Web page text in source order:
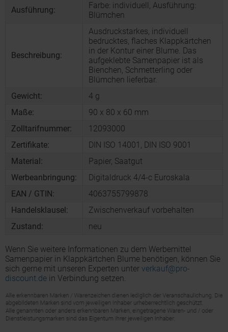
Ausführung:
Farbe: individuell, Ausführung:
Blümchen
Beschreibung:
Ausdruckstarkes, individuell
bedrucktes, flaches Klappkärtchen
in der Kontur einer Blume. Das
aufgeklebte Samenpapier ist als
Bienchen, Schmetterling oder
Blümchen lieferbar.
Gewicht:
4 g
Maße:
90 x 80 x 60 mm
Zolltarifnummer:
12093000
Zertifikate:
DIN ISO 14001, DIN ISO 9001
Material:
Papier, Saatgut
Werbeanbringung:
Digitaldruck 4/4-c Euroskala
EAN / GTIN:
4063755799878
Handelsklausel:
Zwischenverkauf vorbehalten
Zustand:
neu
Wenn Sie weitere Informationen zu dem Werbemittel
Samenpapier in Klappkärtchen Blume benötigen, können Sie
sich gerne mit unseren Experten unter verkauf@pro-
discount.de in Verbindung setzen.